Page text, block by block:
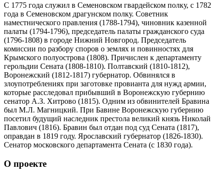
С 1775 года служил в Семеновском гвардейском полку, с 1782
года в Семеновском драгунском полку. Советник
наместнического правления (1788-1794), чиновник казенной
палаты (1794-1796), председатель палаты гражданского суда
(1796-1808) в городе Нижний Новгород. Председатель
комиссии по разбору споров о землях и повинностях для
Крымского полуострова (1808). Причислен к департаменту
герольдии Сената (1808-1810). Полтавский (1810-1812),
Воронежский (1812-1817) губернатор. Обвинялся в
злоупотреблениях при заготовке провианта для нужд армии,
которые расследовал прибывший в Воронежскую губернию
сенатор А.З. Хитрово (1815). Одним из обвинителей Бравина
был М.Л. Магницкий. При Бавине Воронежскую губернию
посетил будущий наследник престола великий князь Николай
Павлович (1816). Бравин был отдан под суд Сената (1817),
оправдан в 1819 году. Ярославский губернатор (1826-1830).
Сенатор московского департамента Сената (с 1830 года).
О проекте